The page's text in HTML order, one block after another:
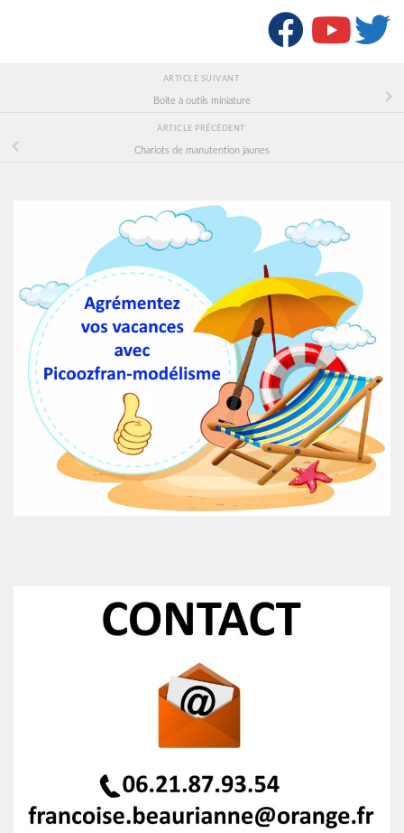
ARTICLE SUIVANT
Boîte à outils miniature
ARTICLE PRÉCÉDENT
Chariots de manutention jaunes